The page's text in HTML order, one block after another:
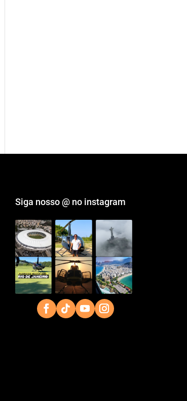
Siga nosso @ no instagram